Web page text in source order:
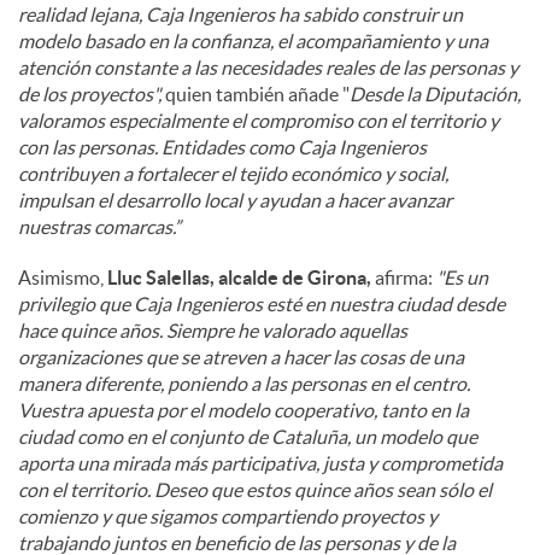
realidad lejana, Caja Ingenieros ha sabido construir un
modelo basado en la confianza, el acompañamiento y una
atención constante a las necesidades reales de las personas y
de los proyectos",quien también añade "Desde la Diputación,
valoramos especialmente el compromiso con el territorio y
con las personas. Entidades como Caja Ingenieros
contribuyen a fortalecer el tejido económico y social,
impulsan el desarrollo local y ayudan a hacer avanzar
nuestras comarcas.”
Asimismo, Lluc Salellas, alcalde de Girona, afirma: "Es un
privilegio que Caja Ingenieros esté en nuestra ciudad desde
hace quince años. Siempre he valorado aquellas
organizaciones que se atreven a hacer las cosas de una
manera diferente, poniendo a las personas en el centro.
Vuestra apuesta por el modelo cooperativo, tanto en la
ciudad como en el conjunto de Cataluña, un modelo que
aporta una mirada más participativa, justa y comprometida
con el territorio. Deseo que estos quince años sean sólo el
comienzo y que sigamos compartiendo proyectos y
trabajando juntos en beneficio de las personas y de la